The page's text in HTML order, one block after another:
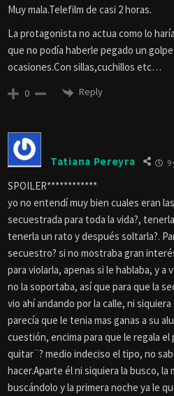
Muy mala.Telefilm de casi 2 horas.
La protagonista no actua como lo
que no podía haberle pegado un
ocasiones.Con sillas,cuchillos etc…
0 Reply
Tatiana Pereyra 9
SPOILER************
yo no entendí muy bien cuales eran
secuestrada para toda la vida?,
tenerla un rato y después soltarla?.
secuestro? si no mostraba gran
para violarla, apenas si le hablaba, y a
no la soportaba, así que para que la
vio ahí andando por la calle, ni
parecía que le tenia mas ganas a su
cuestión, encima para que le regala el
quitar¨? medio indeciso el tipo, no
hacer.Aparte él ni siquiera la busco, la
buscándolo y la primera noche ya le